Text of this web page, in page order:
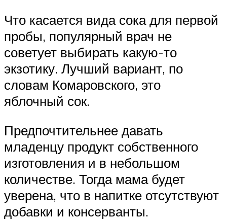
Что касается вида сока для первой
пробы, популярный врач не
советует выбирать какую-то
экзотику. Лучший вариант, по
словам Комаровского, это
яблочный сок.
Предпочтительнее давать
младенцу продукт собственного
изготовления и в небольшом
количестве. Тогда мама будет
уверена, что в напитке отсутствуют
добавки и консерванты.